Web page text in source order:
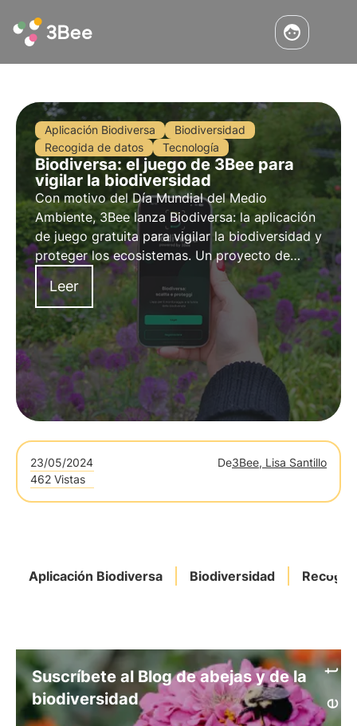
Aplicación Biodiversa
Biodiversidad
Recogida de datos
Tecnología
Biodiversa: el juego de 3Bee para
vigilar la biodiversidad
Con motivo del Día Mundial del Medio
Ambiente, 3Bee lanza Biodiversa: la aplicación
de juego gratuita para vigilar la biodiversidad y
proteger los ecosistemas. Un proyecto de
ciencia ciudadana que pretende colectivizar la
preservación de la biodiversidad a través de
"snap and protect".
Leer
23/05/2024 De3Bee, Lisa Santillo
462 Vistas
Aplicación Biodiversa Biodiversidad
Suscríbete al Blog de abejas y de la
biodiversidad